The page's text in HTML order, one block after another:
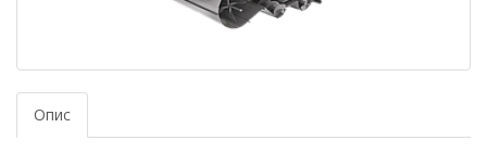
Опис